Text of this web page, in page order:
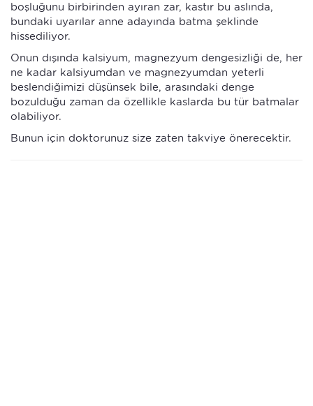
boşluğunu birbirinden ayıran zar, kastır bu aslında,
bundaki uyarılar anne adayında batma şeklinde
hissediliyor.
Onun dışında kalsiyum, magnezyum dengesizliği de, her
ne kadar kalsiyumdan ve magnezyumdan yeterli
beslendiğimizi düşünsek bile, arasındaki denge
bozulduğu zaman da özellikle kaslarda bu tür batmalar
olabiliyor.
Bunun için doktorunuz size zaten takviye önerecektir.